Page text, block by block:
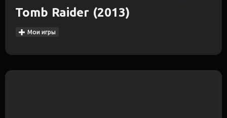
Tomb Raider (2013)
Мои игры